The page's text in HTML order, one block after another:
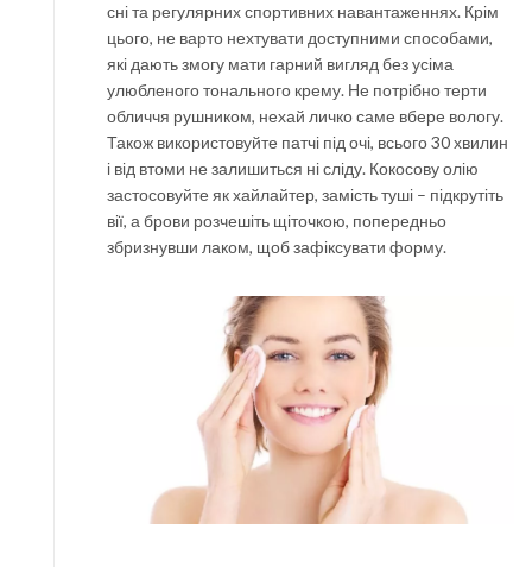
сні та регулярних спортивних навантаженнях. Крім
цього, не варто нехтувати доступними способами,
які дають змогу мати гарний вигляд без усіма
улюбленого тонального крему. Не потрібно терти
обличчя рушником, нехай личко саме вбере вологу.
Також використовуйте патчі під очі, всього 30 хвилин
і від втоми не залишиться ні сліду. Кокосову олію
застосовуйте як хайлайтер, замість туші – підкрутіть
вії, а брови розчешіть щіточкою, попередньо
збризнувши лаком, щоб зафіксувати форму.